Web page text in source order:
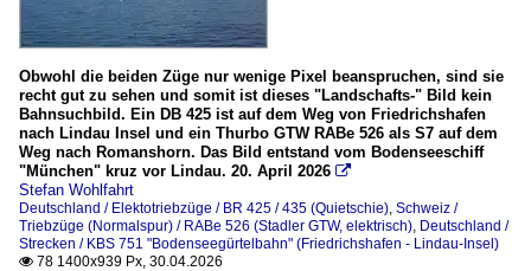
Obwohl die beiden Züge nur wenige Pixel beanspruchen, sind sie
recht gut zu sehen und somit ist dieses "Landschafts-" Bild kein
Bahnsuchbild. Ein DB 425 ist auf dem Weg von Friedrichshafen
nach Lindau Insel und ein Thurbo GTW RABe 526 als S7 auf dem
Weg nach Romanshorn. Das Bild entstand vom Bodenseeschiff
"München" kruz vor Lindau. 20. April 2026 
Stefan Wohlfahrt
Deutschland / Elektotriebzüge / BR 425 / 435 (Quietschie), Schweiz /
Triebzüge (Normalspur) / RABe 526 (Stadler GTW, elektrisch), Deutschland /
Strecken / KBS 751 "Bodenseegürtelbahn" (Friedrichshafen - Lindau-Insel)
 78 1400x939 Px, 30.04.2026